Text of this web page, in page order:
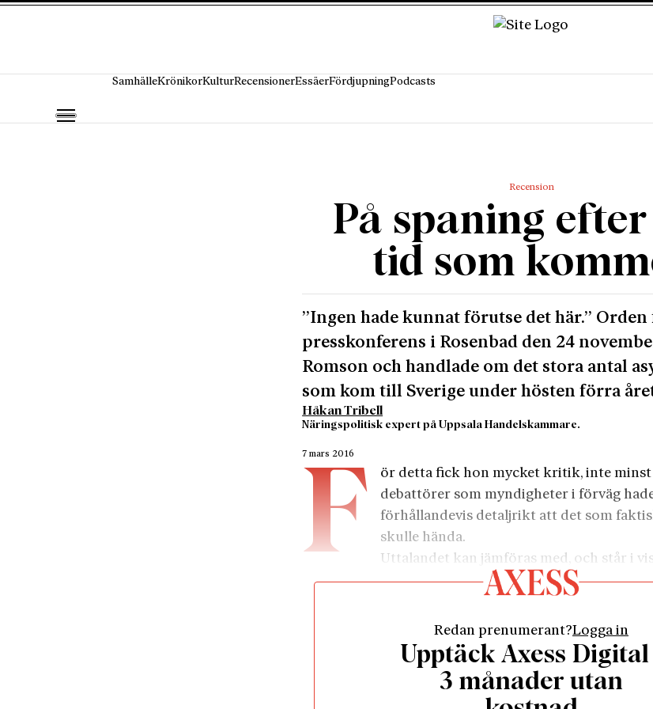
SamhälleKrönikorKulturRecensionerEssäerFördjupningPodcasts
Recension
På spaning
tid som
”Ingen hade kunnat förutse det här.”
presskonferens i Rosenbad den 24
Romson och handlade om det stora antal
som kom till Sverige under hösten förra
Håkan Tribell
Näringspolitisk expert på Uppsala Handelskammare.
7 mars 2016
F
ör detta fick hon mycket kritik, inte minst
debattörer som myndigheter i förväg
förhållandevis detaljrikt att det som
skulle hända.
Uttalandet kan jämföras med, och står i
vad som hördes från många munnar efter Lehman
faktumet att ingen hade lyssnat på de kloka men
i god tid varnade för de – åtminstone i efterhand –
excesserna och misstagen inom finansbranschen var
Mer än en ekonom har kunnat åka land och rike runt
Redan prenumerant?Logga in
Upptäck Axess
3 månader utan